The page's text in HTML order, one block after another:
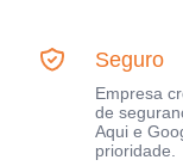
Seguro
Empresa
de
Aqui e
prioridade.